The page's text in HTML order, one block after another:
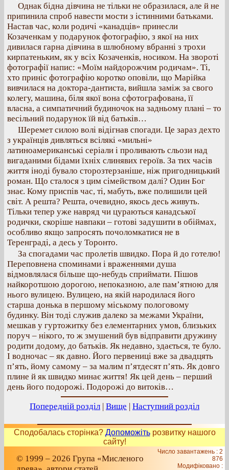
Однак бідна дівчина не тільки не образилася, але й не
припинила спроб навести мости з істинними батьками.
Настав час, коли родичі «канадців» принесли
Козаченкам у подарунок фотографію, з якої на них
дивилася гарна дівчина в шлюбному вбранні з трохи
кирпатеньким, як у всіх Козаченків, носиком. На звороті
фотографії напис: «Моїм найдорожчим родичам». Ті,
хто приніс фотографію коротко оповіли, що Марійка
вивчилася на доктора-дантиста, вийшла заміж за свого
колегу, машина, біля якої вона сфотографована, її
власна, а симпатичний будиночок на задньому плані – то
весільний подарунок їй від батьків…
Шеремет силою волі відігнав спогади. Це зараз дехто
з українців дивляться всілякі «мильні»
латиноамериканські серіали і проливають сльози над
вигаданими бідами їхніх слинявих героїв. За тих часів
життя іноді бувало сторозтерзаніше, ніж пригодницький
роман. Що сталося з цим сімейством далі? Один Бог
знає. Кому приспів час, ті, мабуть, вже полишили цей
світ. А решта? Решта, очевидно, якось десь живуть.
Тільки тепер уже навряд чи цураються канадської
родички, скоріше навпаки – готові задушити в обіймах,
особливо якщо запросять почоломкатися не в
Теренграді, а десь у Торонто.
За спогадами час пролетів швидко. Пора й до готелю!
Переповнена споминами і враженнями душа
відмовлялася більше що-небудь сприймати. Пішов
найкоротшою дорогою, непоказною, але пам’ятною для
нього вулицею. Вулицею, на якій народилася його
старша донька в першому міському пологовому
будинку. Він тоді служив далеко за межами України,
мешкав у гуртожитку без елементарних умов, близьких
поруч – нікого, то ж змушений був відправити дружину
родити додому, до батьків. Як недавно, здається, те було.
І водночас – як давно. Його первениці вже за двадцять
п’ять, йому самому – за малим п’ятдесят п’ять. Як довго
плине й як швидко минає життя! Як цей день – перший
день його подорожі. Подорожі до витоків…
Попередній розділ | Вище | Наступний розділ
Сподобалась сторінка? Допоможітьрозвитку нашого
сайту!
© 1999 – 2026 Група «Мисленого
Число завантажень : 2
876
Модифіковано :